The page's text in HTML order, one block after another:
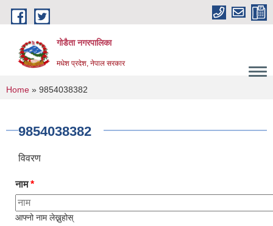
Skip to main content
गोडैता नगरपालिका
मधेश प्रदेश, नेपाल सरकार
You are here
Home » 9854038382
9854038382
विवरण
नाम*
आफ्नो नाम लेख्नुहोस्